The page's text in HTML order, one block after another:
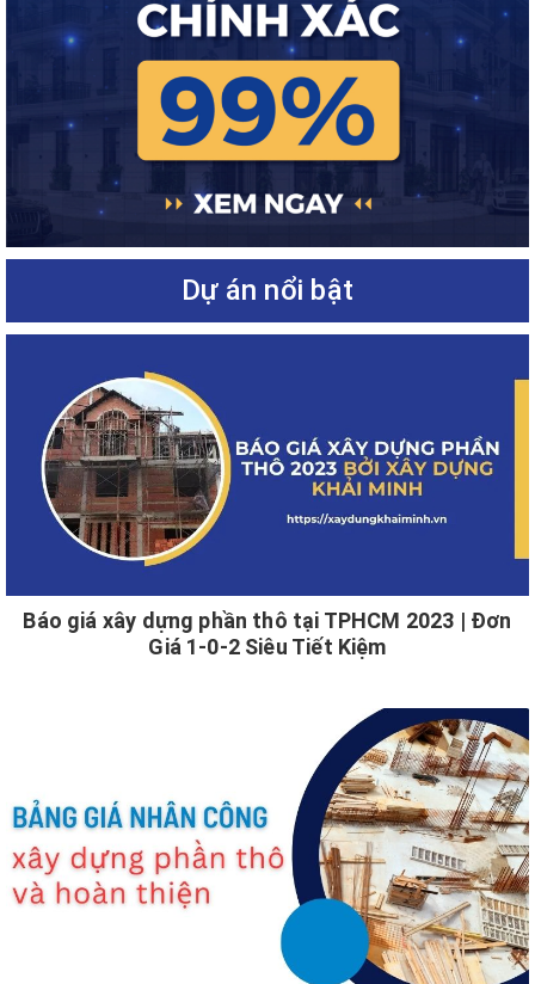
Dự án nổi bật
Báo giá xây dựng phần thô tại TPHCM 2023 | Đơn
Giá 1-0-2 Siêu Tiết Kiệm